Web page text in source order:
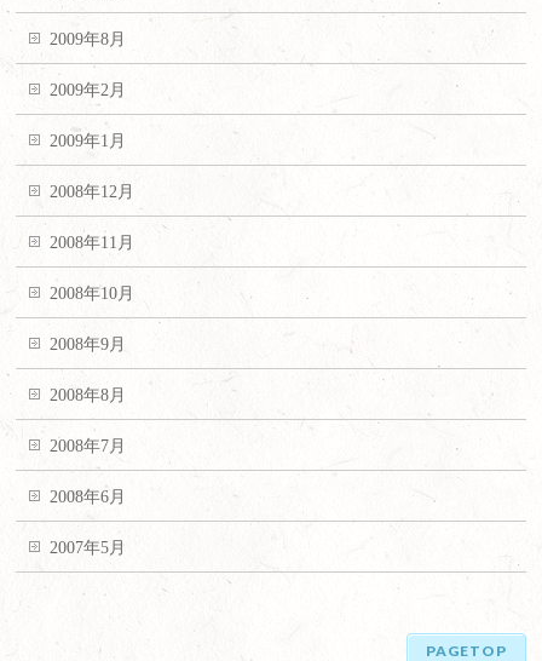
2009年8月
2009年2月
2009年1月
2008年12月
2008年11月
2008年10月
2008年9月
2008年8月
2008年7月
2008年6月
2007年5月
PAGETOP